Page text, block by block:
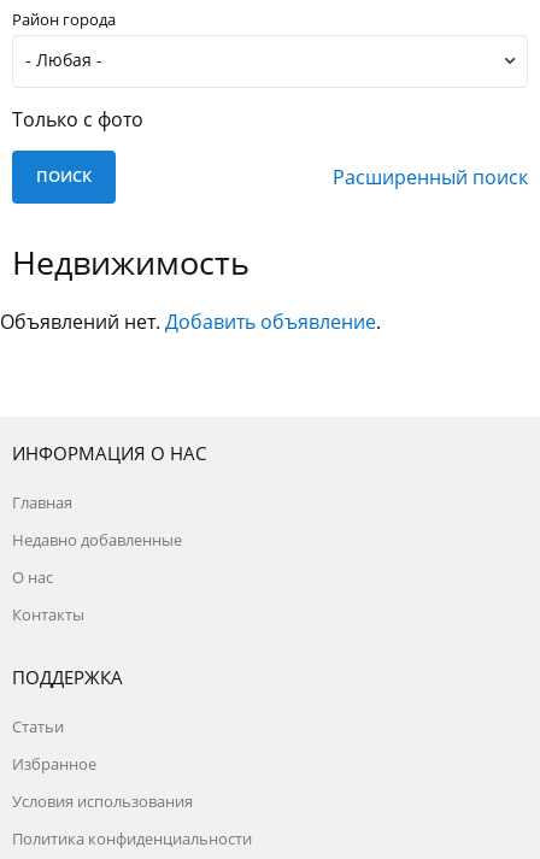
Район города
Только с фото
Расширенный поиск
Недвижимость
Объявлений нет. Добавить объявление.
ИНФОРМАЦИЯ О НАС
Главная
Недавно добавленные
О нас
Контакты
ПОДДЕРЖКА
Статьи
Избранное
Условия использования
Политика конфиденциальности